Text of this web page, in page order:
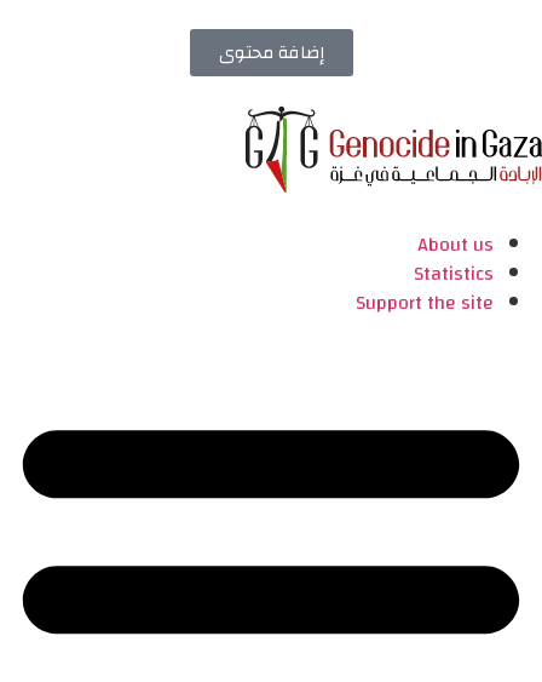
إضافة محتوى
About us
Statistics
Support the site